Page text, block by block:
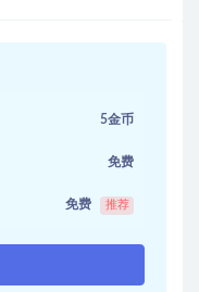
5金币
免费
免费 推荐